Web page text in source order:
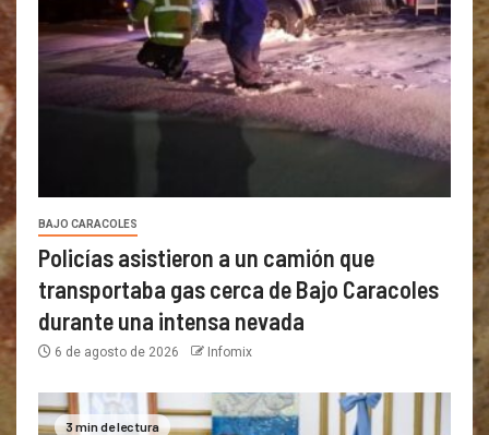
BAJO CARACOLES
Policías asistieron a un camión que
transportaba gas cerca de Bajo Caracoles
durante una intensa nevada
6 de agosto de 2026 Infomix
3 min de lectura